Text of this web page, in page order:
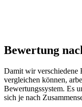
Bewertung
Damit wir verschiedene
vergleichen können,
Bewertungssystem. Es
sich je nach